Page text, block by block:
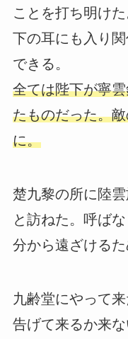
ことを打ち明け
下の耳にも入り
できる。
全ては陛下が寧
たものだった。
に。
楚九黎の所に陸
と訪ねた。呼ば
分から遠ざけるた
九齢堂にやって
告げて来るか来な